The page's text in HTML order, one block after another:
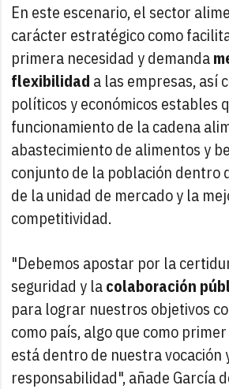
En este escenario, el sector
carácter estratégico como
primera necesidad y demanda
flexibilidad a las empresas, así
políticos y económicos estables
funcionamiento de la cadena
abastecimiento de alimentos y
conjunto de la población dentro
de la unidad de mercado y la
competitividad.
"Debemos apostar por la
seguridad y lacolaboración
para lograr nuestros objetivos
como país, algo que como
está dentro de nuestra vocación
responsabilidad", añade García